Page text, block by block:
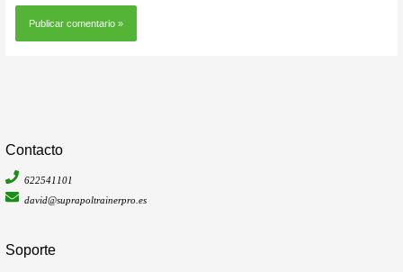
Contacto
622541101
david@suprapoltrainerpro.es
Soporte